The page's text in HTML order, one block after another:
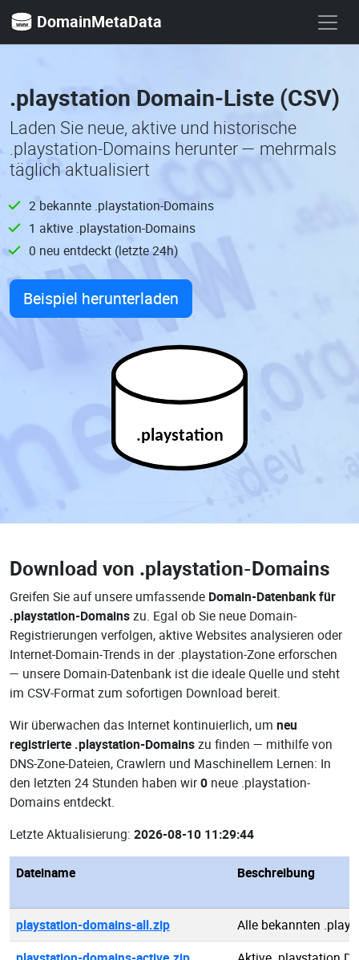
DomainMetaData
.playstation Domain-Liste (CSV)
Laden Sie neue, aktive und historische
.playstation-Domains herunter — mehrmals
täglich aktualisiert
2 bekannte .playstation-Domains
1 aktive .playstation-Domains
0 neu entdeckt (letzte 24h)
Beispiel herunterladen
.playstation
Download von .playstation-Domains
Greifen Sie auf unsere umfassende Domain-Datenbank für
.playstation-Domainszu. Egal ob Sie neue Domain-
Registrierungen verfolgen, aktive Websites analysieren oder
Internet-Domain-Trends in der .playstation-Zone erforschen
— unsere Domain-Datenbank ist die ideale Quelle und steht
im CSV-Format zum sofortigen Download bereit.
Wir überwachen das Internet kontinuierlich, um neu
registrierte .playstation-Domainszu finden — mithilfe von
DNS-Zone-Dateien, Crawlern und Maschinellem Lernen: In
den letzten 24 Stunden haben wir0 neue .playstation-
Domains entdeckt.
Letzte Aktualisierung: 2026-08-10 11:29:44
Dateiname Beschreibung
playstation-domains-all.zip
Alle bekannten